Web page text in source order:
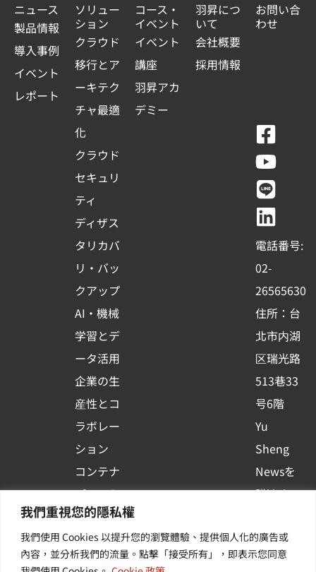
我們重視您的隱私權
我們使用 Cookies 以提升您的瀏覽體驗、提供個人化的廣告或
內容，並分析我們的流量。點擊「接受所有」，即表示您同意
ニュース
製品情報
導入事例
イベント
レポート
ソリュー
ション
クラウド
移行とア
ーキテク
チャ最適
化
クラウド
セキュリ
ティ
ディザス
タリカバ
リ・バッ
クアップ
AI・機械
学習とデ
ータ活用
企業の生
産性とコ
ラボレー
ション
コンテナ
プラット
フォーム
活用
その他・
コース・
イベント
イベント
講座
羽昇アカ
デミー
羽昇につ
いて
会社概要
採用情報
お問い合
わせ
F
a
c
e
b
o
o
k
-
s
q
u
a
r
e
Y
o
u
t
u
b
e
L
i
n
e
L
i
n
k
e
d
i
n
電話番号:
02-
26565630
住所：台
北市内湖
区瑞光路
513巷33
号6階
Yu
Sheng
Newsを
購読する
イベント
や業界情